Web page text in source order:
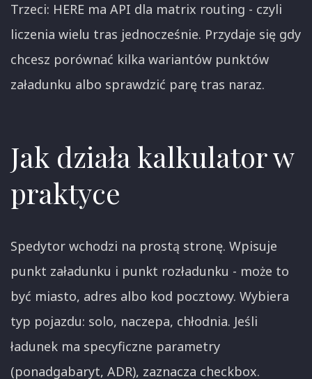
Trzeci: HERE ma API dla matrix routing - czyli
liczenia wielu tras jednocześnie. Przydaje się gdy
chcesz porównać kilka wariantów punktów
załadunku albo sprawdzić parę tras naraz.
Jak działa kalkulator w
praktyce
Spedytor wchodzi na prostą stronę. Wpisuje
punkt załadunku i punkt rozładunku - może to
być miasto, adres albo kod pocztowy. Wybiera
typ pojazdu: solo, naczepa, chłodnia. Jeśli
ładunek ma specyficzne parametry
(ponadgabaryt, ADR), zaznacza checkbox.